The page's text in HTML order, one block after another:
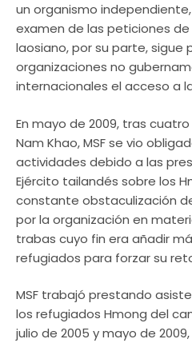
un organismo
examen de las peticiones de
laosiano, por su parte, sigue
organizaciones no
internacionales el acceso a
En mayo de 2009, tras
Nam Khao, MSF se vio
actividades debido a las
Ejército tailandés sobre los
constante obstaculización
por la organización en
trabas cuyo fin era añadir
refugiados para forzar su
MSF trabajó prestando
los refugiados Hmong del
julio de 2005 y mayo de